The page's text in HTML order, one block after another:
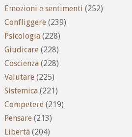
Emozioni e sentimenti (252)
Confliggere (239)
Psicologia (228)
Giudicare (228)
Coscienza (228)
Valutare (225)
Sistemica (221)
Competere (219)
Pensare (213)
Libertà (204)